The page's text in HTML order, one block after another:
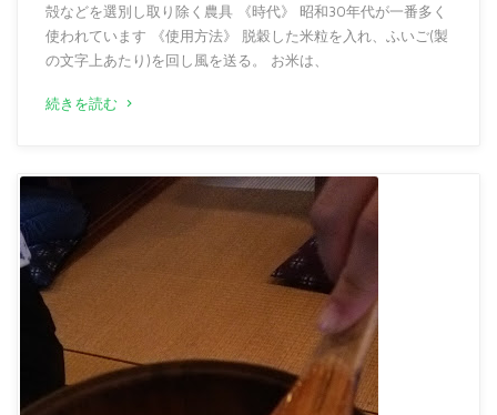
殻などを選別し取り除く農具 《時代》 昭和30年代が一番多く
使われています 《使用方法》 脱穀した米粒を入れ、ふいご(製
の文字上あたり)を回し風を送る。 お米は、
続きを読む